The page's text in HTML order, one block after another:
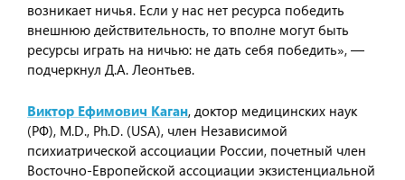
возникает ничья. Если у нас нет ресурса победить
внешнюю действительность, то вполне могут быть
ресурсы играть на ничью: не дать себя победить», —
подчеркнул Д.А. Леонтьев.
Виктор Ефимович Каган, доктор медицинских наук
(РФ), M.D., Ph.D. (USA), член Независимой
психиатрической ассоциации России, почетный член
Восточно-Европейской ассоциации экзистенциальной